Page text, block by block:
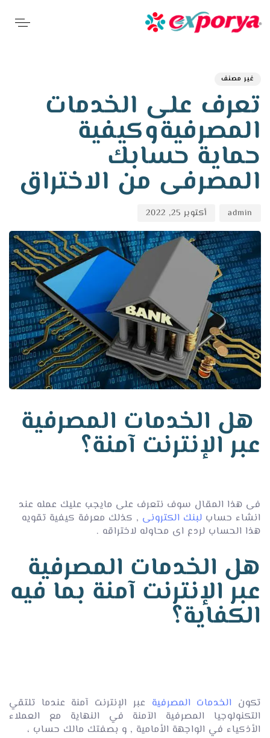
غير مصنف
تعرف على الخدمات
المصرفيةوكيفية
حماية حسابك
المصرفى من الاختراق
admin أكتوبر 25, 2022
هل الخدمات المصرفية
عبر الإنترنت آمنة؟
فى هذا المقال سوف نتعرف على مايجب عليك عمله عند
انشاء حساب لبنك الكترونى , كذلك معرفة كيفية تقويه
هذا الحساب لردع اى محاوله لاختراقه .
هل الخدمات المصرفية
عبر الإنترنت آمنة بما فيه
الكفاية؟
تكون الخدمات المصرفية عبر الإنترنت آمنة عندما تلتقي
التكنولوجيا المصرفية الآمنة في النهاية مع العملاء
الأذكياء في الواجهة الأمامية , و بصفتك مالك حساب ،